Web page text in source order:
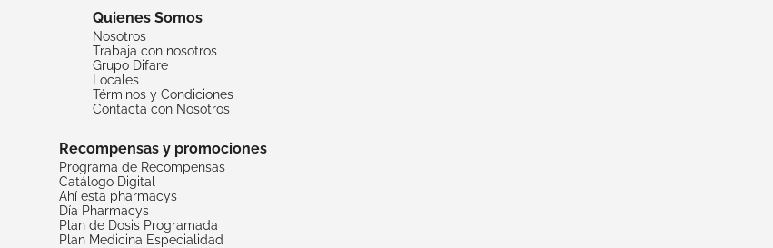
Quienes Somos
Nosotros
Trabaja con nosotros
Grupo Difare
Locales
Términos y Condiciones
Contacta con Nosotros
Recompensas y promociones
Programa de Recompensas
Catálogo Digital
Ahí esta pharmacys
Día Pharmacys
Plan de Dosis Programada
Plan Medicina Especialidad